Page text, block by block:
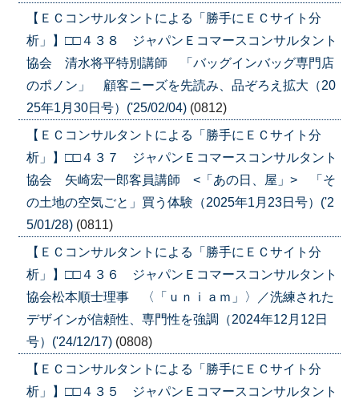
【ＥＣコンサルタントによる「勝手にＥＣサイト分
析」】□□４３８ ジャパンＥコマースコンサルタント
協会 清水将平特別講師 「バッグインバッグ専門店
のポノン」 顧客ニーズを先読み、品ぞろえ拡大（20
25年1月30日号）('25/02/04) (0812)
【ＥＣコンサルタントによる「勝手にＥＣサイト分
析」】□□４３７ ジャパンＥコマースコンサルタント
協会 矢崎宏一郎客員講師 <「あの日、屋」> 「そ
の土地の空気ごと」買う体験（2025年1月23日号）('2
5/01/28) (0811)
【ＥＣコンサルタントによる「勝手にＥＣサイト分
析」】□□４３６ ジャパンＥコマースコンサルタント
協会松本順士理事 〈「ｕｎｉａｍ」〉／洗練された
デザインが信頼性、専門性を強調（2024年12月12日
号）('24/12/17) (0808)
【ＥＣコンサルタントによる「勝手にＥＣサイト分
析」】□□４３５ ジャパンＥコマースコンサルタント